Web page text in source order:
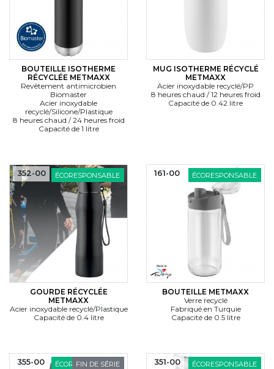
BOUTEILLE ISOTHERME
RÉCYCLÉE METMAXX
Revêtement antimicrobien
Biomaster
Acier inoxydable
recyclé/Silicone/Plastique
8 heures chaud / 24 heures froid
Capacité de 1 litre
MUG ISOTHERME RÉCYCLÉ
METMAXX
Acier inoxydable recyclé/PP
8 heures chaud / 12 heures froid
Capacité de 0.42 litre
ÉCORESPONSABLE
GOURDE RÉCYCLÉE
METMAXX
Acier inoxydable recyclé/Plastique
Capacité de 0.4 litre
352-00 ÉCORESPONSABLE
BOUTEILLE METMAXX
Verre recyclé
Fabriqué en Turquie
Capacité de 0.5 litre
161-00
ÉCORESPONSABLE
FIN DE SÉRIE
355-00 ÉCORESPONSABLE
351-00